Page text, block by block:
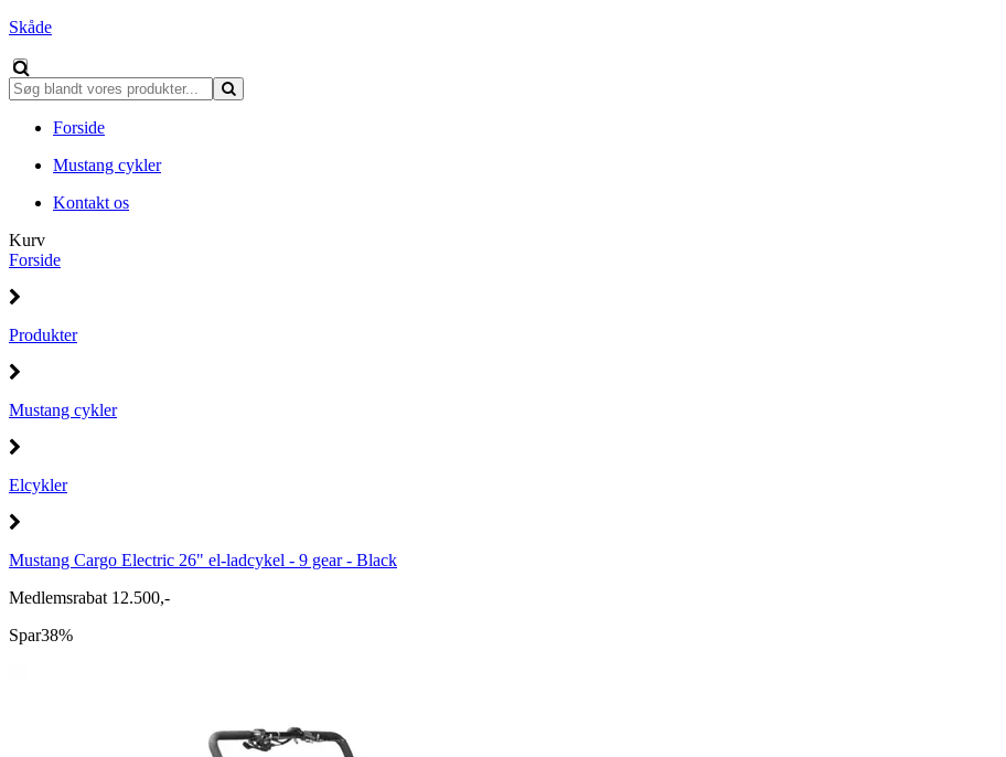
Skåde
Forside
Mustang cykler
Kontakt os
Kurv
Forside
Produkter
Mustang cykler
Elcykler
Mustang Cargo Electric 26" el-ladcykel - 9 gear - Black
Medlemsrabat 12.500,-
Spar38%